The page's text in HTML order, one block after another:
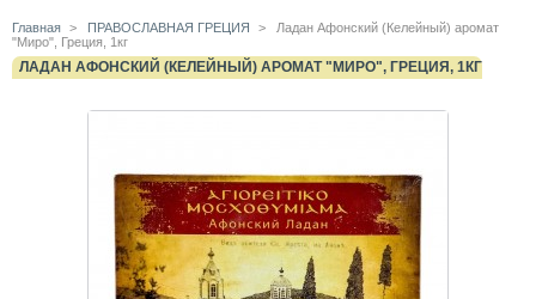
Главная > ПРАВОСЛАВНАЯ ГРЕЦИЯ >
Ладан Афонский (Келейный) аромат
"Миро", Греция, 1кг
ЛАДАН АФОНСКИЙ (КЕЛЕЙНЫЙ) АРОМАТ "МИРО", ГРЕЦИЯ, 1КГ